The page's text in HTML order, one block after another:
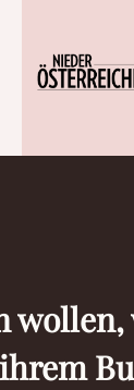
wollen,